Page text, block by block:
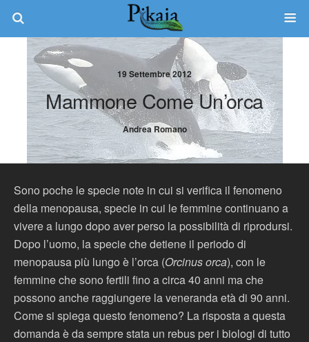
19 Settembre 2012
Mammone Come Un’orca
Andrea Romano
Sono poche le specie note in cui si verifica il fenomeno
della menopausa, specie in cui le femmine continuano a
vivere a lungo dopo aver perso la possibilità di riprodursi.
Dopo l’uomo, la specie che detiene il periodo di
menopausa più lungo è l’orca (Orcinus orca), con le
femmine che sono fertili fino a circa 40 anni ma che
possono anche raggiungere la veneranda età di 90 anni.
Come si spiega questo fenomeno? La risposta a questa
domanda è da sempre stata un rebus per i biologi di tutto